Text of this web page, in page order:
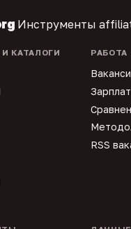
Инструменты
КАТАЛОГИ РАБОТА
RSS